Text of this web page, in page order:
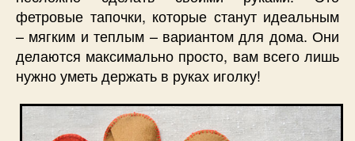
фетровые тапочки, которые станут идеальным
– мягким и теплым – вариантом для дома. Они
делаются максимально просто, вам всего лишь
нужно уметь держать в руках иголку!